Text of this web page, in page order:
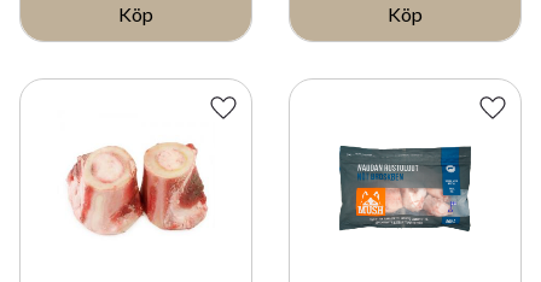
Köp Köp
Lägg till i favoriter Lägg